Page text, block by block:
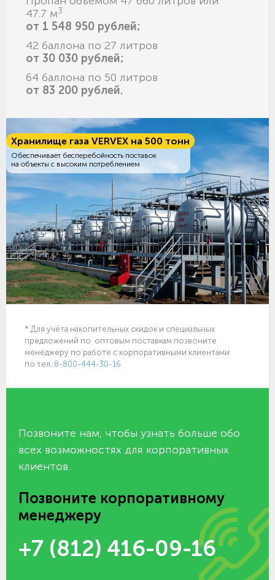
47.7 м3
от 1 548 950 рублей;
42 баллона по 27 литров
от 30 030 рублей;
64 баллона по 50 литров
от 83 200 рублей.
Хранилище газа VERVEX на 500 тонн
Обеспечивает бесперебойность поставок
на объекты с высоким потреблением
* Для учёта накопительных скидок и специальных
предложений по оптовым поставкам позвоните
менеджеру по работе с корпоративными клиентами
по тел. 8-800-444-30-16
Позвоните нам, чтобы узнать больше обо
всех возможностях для корпоративных
клиентов.
Позвоните корпоративному
менеджеру
+7 (812) 416-09-16